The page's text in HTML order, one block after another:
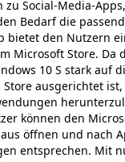
zu Social-Media-
Bedarf die
bietet den Nutzern
Microsoft Store. Da
10 S stark auf
Store ausgerichtet
können den
öffnen und nach
entsprechen. Mit